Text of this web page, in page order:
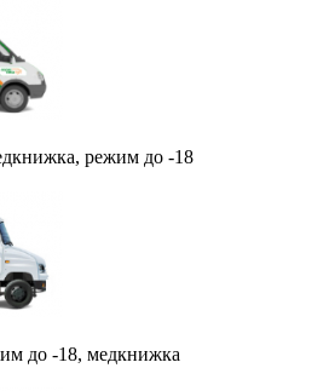
режим до -18
до -18, медкнижка